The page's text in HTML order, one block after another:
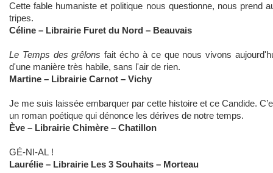
Cette fable humaniste et politique nous questionne, nous prend
tripes.
Céline – Librairie Furet du Nord – Beauvais
Le Temps des grêlons fait écho à ce que nous vivons
d'une manière très habile, sans l'air de rien.
Martine – Librairie Carnot – Vichy
Je me suis laissée embarquer par cette histoire et ce Candide.
un roman poétique qui dénonce les dérives de notre temps.
Ève – Librairie Chimère – Chatillon
GÉ-NI-AL !
Laurélie – Librairie Les 3 Souhaits – Morteau